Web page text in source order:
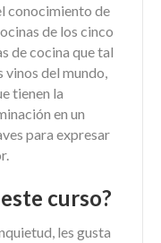
conocimiento de
de los cinco
de cocina que tal
vinos del mundo,
tienen la
en un
para expresar
curso?
les gusta